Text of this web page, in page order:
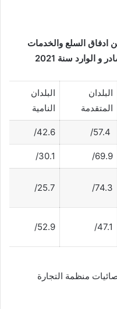
من ادفاق السلع والخدمات
و الوارد سنة 2021
البلدان
المتقدمة
البلدان
النامية
42.6/
69.9/
30.1/
74.3/
25.7/
47.1/
52.9/
منظمة التجارة